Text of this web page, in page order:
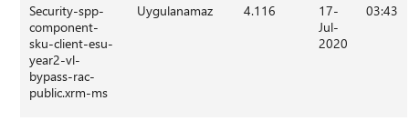
Security-spp-
component-
sku-client-esu-
year2-vl-
bypass-rac-
public.xrm-ms
Uygulanamaz 4.116
17-
Jul-
2020
03:43